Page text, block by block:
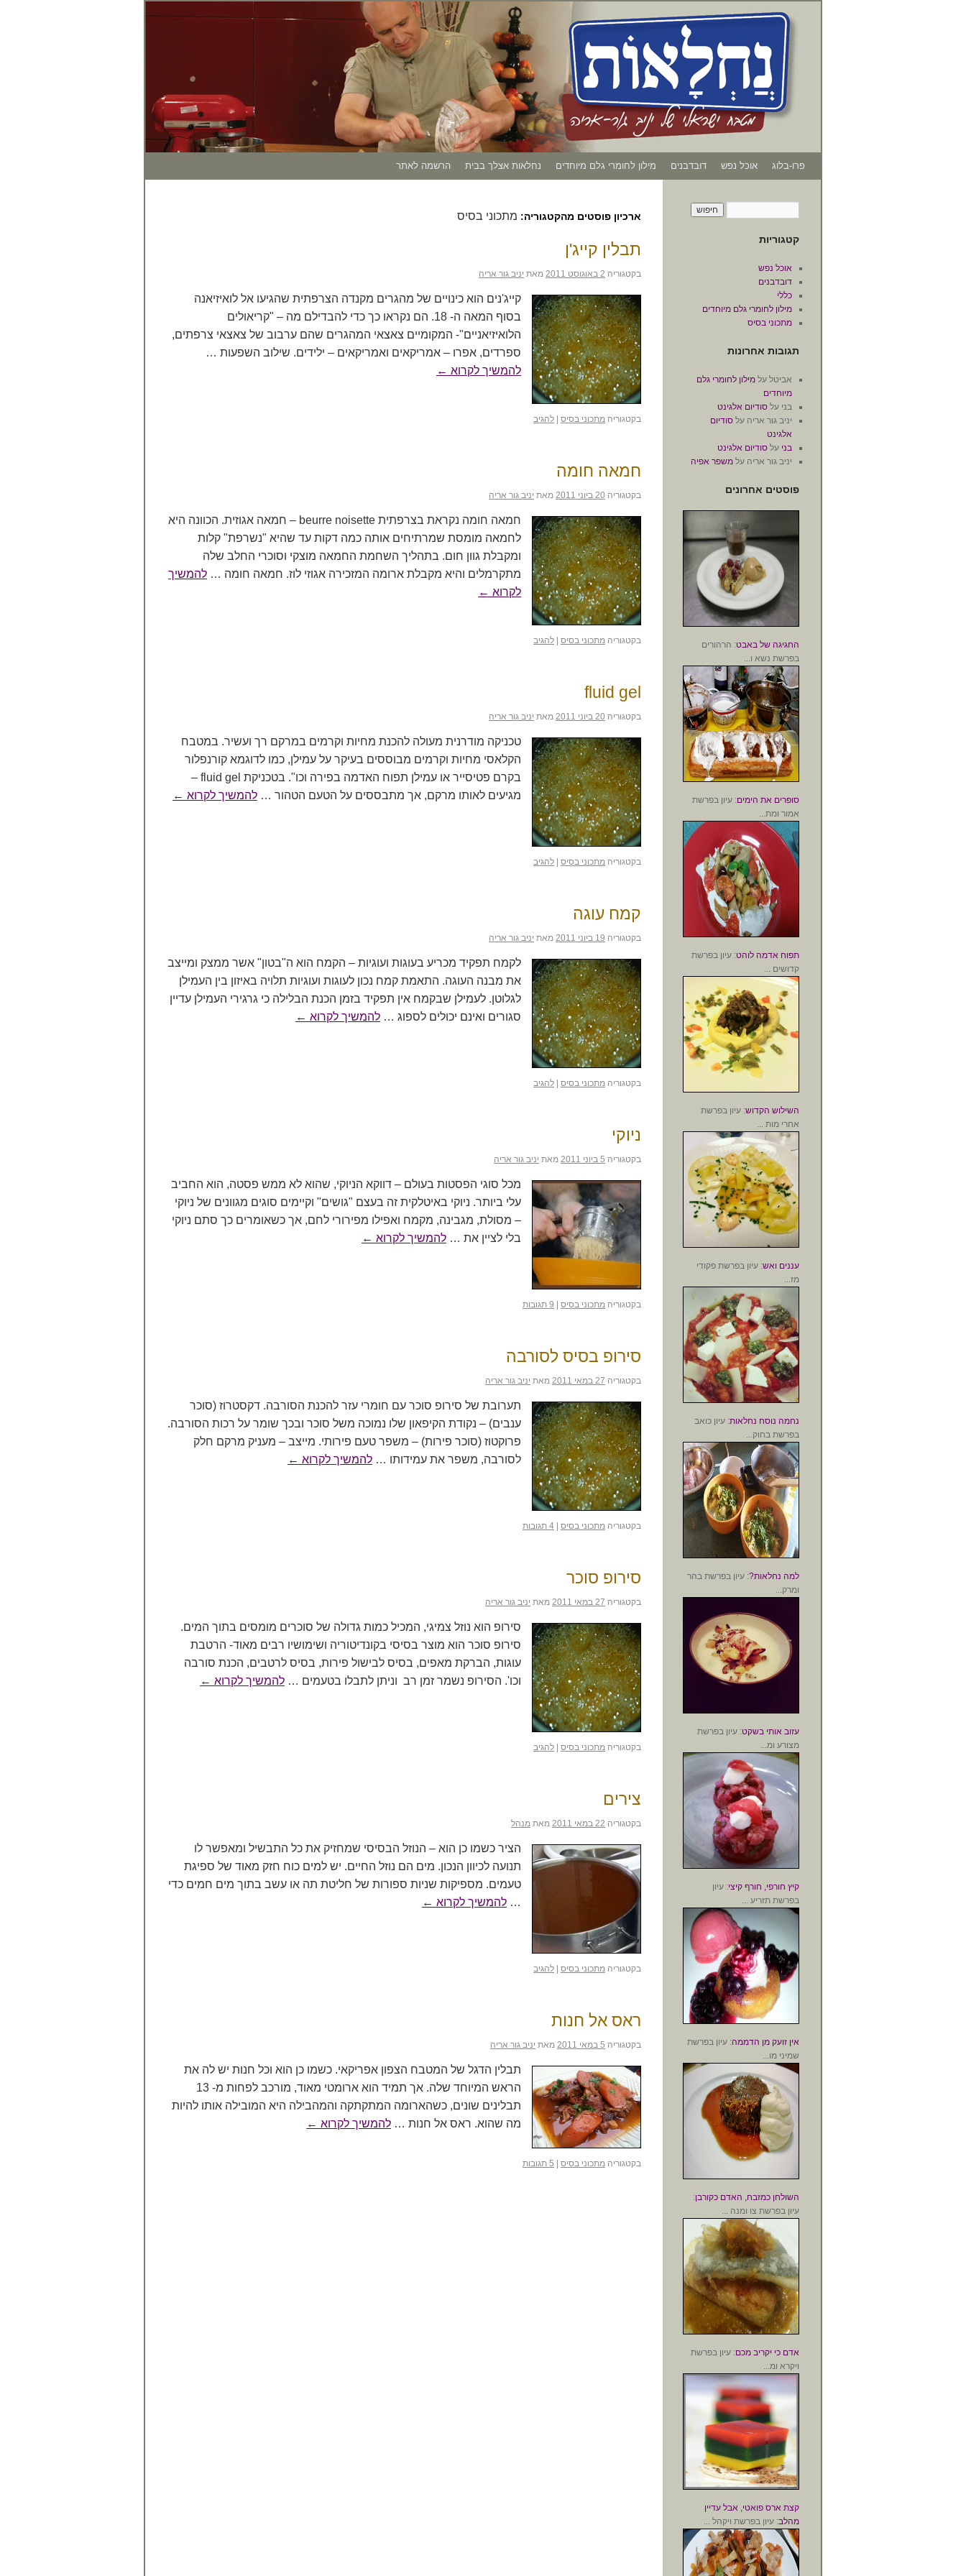
פרו-בלוג אוכל נפש דובדבנים מילון לחומרי גלם מיוחדים נחלאות אצלך בבית הרשמה לאתר
ארכיון פוסטים מהקטגוריה: מתכוני בסיס
תבלין קייג'ן
בקטגוריה 2 באוגוסט 2011 מאת יניב גור אריה
קייג'נים הוא כינויים של מהגרים מקנדה הצרפתית שהגיעו אל לואיזיאנה
בסוף המאה ה- 18. הם נקראו כך כדי להבדילם מה – "קריאולים
הלואיזיאניים"- המקומיים צאצאי המהגרים שהם ערבוב של צאצאי צרפתים,
ספרדים, אפרו – אמריקאים ואמריקאים – ילידים. שילוב השפעות …
להמשיך לקרוא ←
בקטגוריה מתכוני בסיס להגיב
חמאה חומה
בקטגוריה 20 ביוני 2011 מאת יניב גור אריה
חמאה חומה נקראת בצרפתית beurre noisette – חמאה אגוזית. הכוונה היא
לחמאה מומסת שמרתיחים אותה כמה דקות עד שהיא "נשרפת" קלות
ומקבלת גוון חום. בתהליך השחמת החמאה מוצקי וסוכרי החלב שלה
מתקרמלים והיא מקבלת ארומה המזכירה אגוזי לוז. חמאה חומה … להמשיך
לקרוא ←
בקטגוריה מתכוני בסיס להגיב
fluid gel
בקטגוריה 20 ביוני 2011 מאת יניב גור אריה
טכניקה מודרנית מעולה להכנת מחיות וקרמים במרקם רך ועשיר. במטבח
הקלאסי מחיות וקרמים מבוססים בעיקר על עמילן, כמו לדוגמא קורנפלור
בקרם פטיסייר או עמילן תפוח האדמה בפירה וכו". בטכניקת fluid gel –
מגיעים לאותו מרקם, אך מתבססים על הטעם הטהור … להמשיך לקרוא ←
בקטגוריה מתכוני בסיס להגיב
קמח עוגה
בקטגוריה 19 ביוני 2011 מאת יניב גור אריה
לקמח תפקיד מכריע בעוגות ועוגיות – הקמח הוא ה"בטון" אשר ממצק ומייצב
את מבנה העוגה. התאמת קמח נכון לעוגות ועוגיות תלויה באיזון בין העמילן
לגלוטן. לעמילן שבקמח אין תפקיד בזמן הכנת הבלילה כי גרגירי העמילן עדיין
סגורים ואינם יכולים לספוג … להמשיך לקרוא ←
בקטגוריה מתכוני בסיס להגיב
ניוקי
בקטגוריה 5 ביוני 2011 מאת יניב גור אריה
מכל סוגי הפסטות בעולם – דווקא הניוקי, שהוא לא ממש פסטה, הוא החביב
עלי ביותר. ניוקי באיטלקית זה בעצם "גושים" וקיימים סוגים מגוונים של ניוקי
– מסולת, מגבינה, מקמח ואפילו מפירורי לחם, אך כשאומרים כך סתם ניוקי
בלי לציין את … להמשיך לקרוא ←
בקטגוריה מתכוני בסיס 9 תגובות
סירופ בסיס לסורבה
בקטגוריה 27 במאי 2011 מאת יניב גור אריה
תערובת של סירופ סוכר עם חומרי עזר להכנת הסורבה. דקסטרוז (סוכר
ענבים) – נקודת הקיפאון שלו נמוכה משל סוכר ובכך שומר על רכות הסורבה.
פרוקטוז (סוכר פירות) – משפר טעם פירותי. מייצב – מעניק מרקם חלק
לסורבה, משפר את עמידותו … להמשיך לקרוא ←
בקטגוריה מתכוני בסיס 4 תגובות
סירופ סוכר
בקטגוריה 27 במאי 2011 מאת יניב גור אריה
סירופ הוא נוזל צמיגי, המכיל כמות גדולה של סוכרים מומסים בתוך המים.
סירופ סוכר הוא מוצר בסיסי בקונדיטוריה ושימושיו רבים מאוד- הרטבת
עוגות, הברקת מאפים, בסיס לבישול פירות, בסיס לרטבים, הכנת סורבה
וכו'. הסירופ נשמר זמן רב וניתן לתבלו בטעמים … להמשיך לקרוא ←
בקטגוריה מתכוני בסיס להגיב
צירים
בקטגוריה 22 במאי 2011 מאת מנהל
הציר כשמו כן הוא – הנוזל הבסיסי שמחזיק את כל התבשיל ומאפשר לו
תנועה לכיוון הנכון. מים הם נוזל החיים. יש למים כוח חזק מאוד של ספיגת
טעמים. מספיקות שניות ספורות של חליטת תה או עשב בתוך מים חמים כדי
… להמשיך לקרוא ←
בקטגוריה מתכוני בסיס להגיב
ראס אל חנות
בקטגוריה 5 במאי 2011 מאת יניב גור אריה
תבלין הדגל של המטבח הצפון אפריקאי. כשמו כן הוא וכל חנות יש לה את
הראש המיוחד שלה. אך תמיד הוא ארומטי מאוד, מורכב לפחות מ- 13
תבלינים שונים, כשהארומה המתקתקה והמהבילה היא המובילה אותו להיות
מה שהוא. ראס אל חנות … להמשיך לקרוא ←
בקטגוריה מתכוני בסיס | 5 תגובות
קטגוריות
אוכל נפש
דובדבנים
כללי
מילון לחומרי גלם מיוחדים
מתכוני בסיס
תגובות אחרונות
אביטל על מילון לחומרי גלם
מיוחדים
בני על סודיום אלגינט
יניב גור אריה על סודיום
אלגינט
בני על סודיום אלגינט
יניב גור אריה על משפר אפיה
פוסטים אחרונים
החגיגה של באבט: הרהורים
בפרשת נשא ו...
סופרים את הימים: עיון בפרשת
אמור ומת...
תפוח אדמה לוהט: עיון בפרשת
קדושים ...
השילוש הקדוש: עיון בפרשת
אחרי מות ...
עננים ואש: עיון בפרשת פקודי
מז...
נחמה נוסח נחלאות: עיון כואב
בפרשת בחוק...
למה נחלאות?: עיון בפרשת בהר
ומרק...
עזוב אותי בשקט: עיון בפרשת
מצורע ומ...
קיץ חורפי, חורף קיצי: עיון
בפרשת תזריע ...
אין זועק מן הדממה: עיון בפרשת
שמיני מו...
השולחן כמזבח, האדם כקורבן:
עיון בפרשת צו ומנה ...
אדם כי יקריב מכם: עיון בפרשת
ויקרא ומ...
קצת ארס פואטי, אבל עדיין
מהלב: עיון בפרשת ויקהל ...